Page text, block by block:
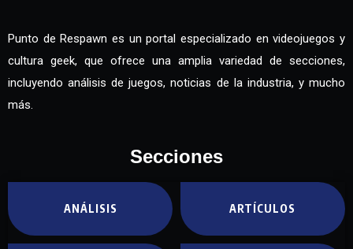
Punto de Respawn es un portal especializado en videojuegos y
cultura geek, que ofrece una amplia variedad de secciones,
incluyendo análisis de juegos, noticias de la industria, y mucho
más.
Secciones
ANÁLISIS ARTÍCULOS